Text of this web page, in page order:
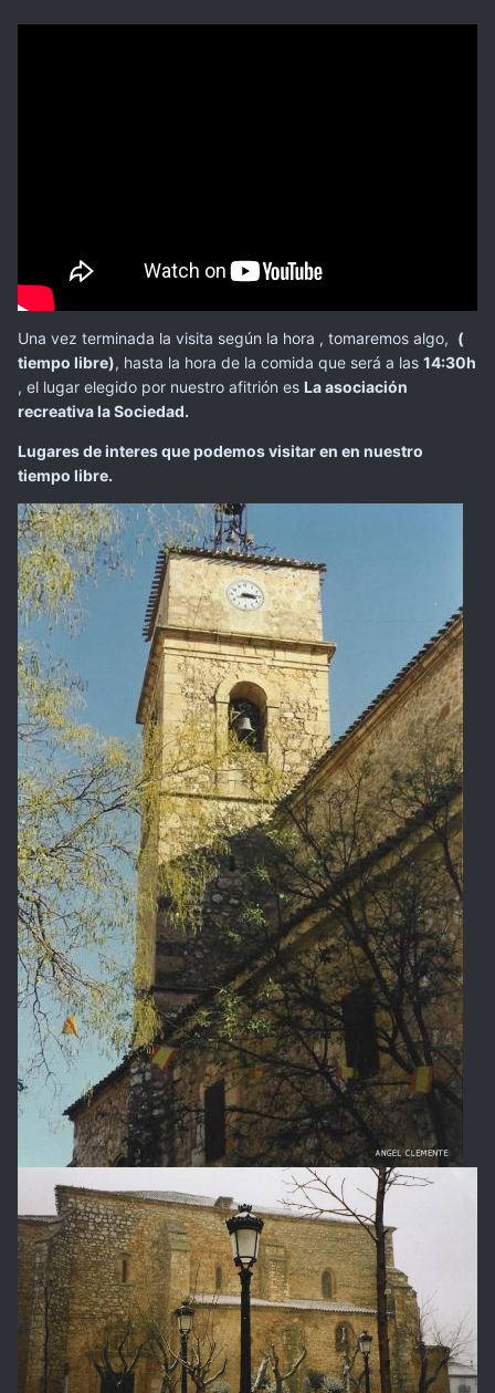
Una vez terminada la visita según la hora , tomaremos algo, (
tiempo libre), hasta la hora de la comida que será a las 14:30h
, el lugar elegido por nuestro afitrión es La asociación
recreativa la Sociedad.
Lugares de interes que podemos visitar en en nuestro
tiempo libre.